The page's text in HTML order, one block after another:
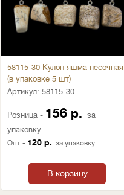
58115-30 Кулон яшма песочная
(в упаковке 5 шт)
Артикул: 58115-30
Розница - 156 р. за
упаковку
Опт - 120 р. за упаковку
В корзину